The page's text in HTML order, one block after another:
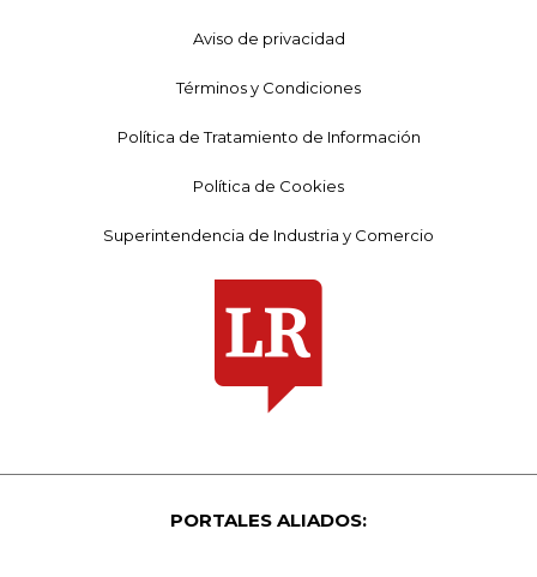
Aviso de privacidad
Términos y Condiciones
Política de Tratamiento de Información
Política de Cookies
Superintendencia de Industria y Comercio
PORTALES ALIADOS: